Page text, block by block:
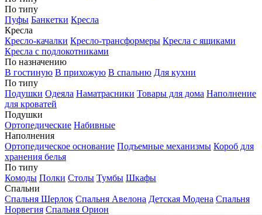
По типу
Пуфы Банкетки Кресла
Кресла
Кресло-качалки Кресло-трансформеры Кресла с ящиками
Кресла с подлокотниками
По назначению
В гостиную В прихожую В спальню Для кухни
По типу
Подушки Одеяла Наматрасники Товары для дома Наполнение
для кроватей
Подушки
Ортопедические Набивные
Наполнения
Ортопедическое основание Подъемные механизмы Короб для
хранения белья
По типу
Комоды Полки Столы Тумбы Шкафы
Спальни
Спальня Шерлок Спальня Авелона Детская Модена Спальня
Норвегия Спальня Орион